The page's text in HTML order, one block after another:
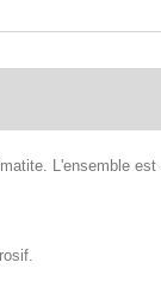
L'ensemble